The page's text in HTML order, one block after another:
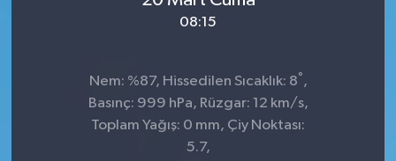
08:15
Nem: %87, Hissedilen Sıcaklık: 8° ,
Basınç: 999 hPa, Rüzgar: 12 km/s,
Toplam Yağış: 0 mm, Çiy Noktası:
5.7,